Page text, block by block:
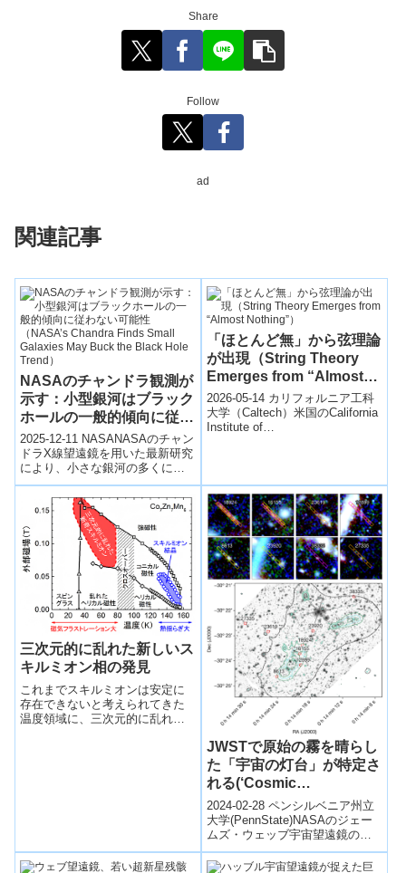
Share
Follow
ad
関連記事
NASAのチャンドラ観測が
示す：小型銀河はブラック
ホールの一般的傾向に従わ
ない可能性（NASA’s
Chandra Finds Small
Galaxies May Buck the
Black Hole Trend）
2025-12-11 NASANASAのチャン
ドラX線望遠鏡を用いた最新研究
により、小さな銀河の多くに
は、中心に超大質量ブラックホ
ールが存在しない可能性が示さ
れ...
「ほとんど無」から弦理論
が出現（String Theory
Emerges from “Almost
Nothing”）
2026-05-14 カリフォルニア工科
大学（Caltech）米国のCalifornia
Institute of
三次元的に乱れた新しいス
キルミオン相の発見
これまでスキルミオンは安定に
存在できないと考えられてきた
温度領域に、三次元的に乱れた
JWSTで原始の霧を晴らし
た「宇宙の灯台」が特定さ
れる(‘Cosmic
lighthouses’ that cleared
primordial fog identified
with JWST)
2024-02-28 ペンシルベニア州立
大学(PennState)NASAのジェー
ムズ・ウェッブ宇宙望遠鏡のデ
ータを使用し、科学者らは初期
宇宙の最初の星光のスペ...